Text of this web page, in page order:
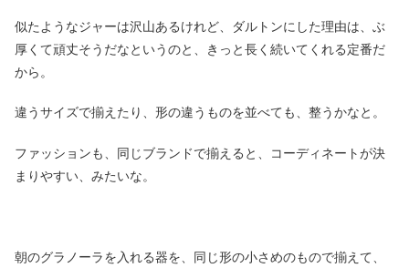
似たようなジャーは沢山あるけれど、ダルトンにした理由は、ぶ
厚くて頑丈そうだなというのと、きっと長く続いてくれる定番だ
から。
違うサイズで揃えたり、形の違うものを並べても、整うかなと。
ファッションも、同じブランドで揃えると、コーディネートが決
まりやすい、みたいな。
朝のグラノーラを入れる器を、同じ形の小さめのもので揃えて、